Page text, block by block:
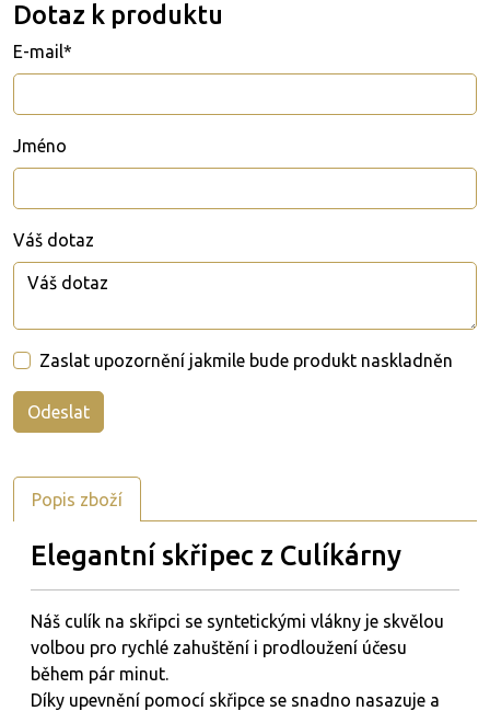
Dotaz k produktu
E-mail*
Jméno
Váš dotaz
Zaslat upozornění jakmile bude produkt naskladněn
Popis zboží
Elegantní skřipec z Culíkárny
Náš culík na skřipci se syntetickými vlákny je skvělou
volbou pro rychlé zahuštění i prodloužení účesu
během pár minut.
Díky upevnění pomocí skřipce se snadno nasazuje a